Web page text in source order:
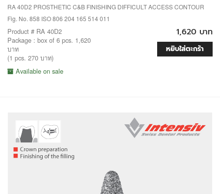
RA 40D2 PROSTHETIC C&B FINISHING DIFFICULT ACCESS CONTOUR
Fig. No. 858 ISO 806 204 165 514 011
Product # RA 40D2
Package : box of 6 pcs. 1,620
บาท
(1 pcs. 270 บาท)
Available on sale
1,620 บาท
หยิบใส่ตะกร้า